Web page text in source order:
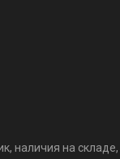
наличия на